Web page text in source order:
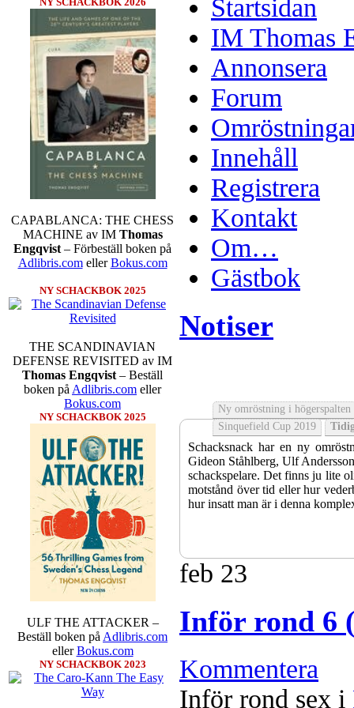
CAPABLANCA: THE CHESS
MACHINE av IM Thomas
Engqvist – Förbeställ boken på
Adlibris.comellerBokus.com
NY SCHACKBOK 2025
THE SCANDINAVIAN
DEFENSE REVISITED av IM
Thomas Engqvist – Beställ
boken på Adlibris.com eller
Bokus.com
NY SCHACKBOK 2025
ULF THE ATTACKER –
Beställ boken på Adlibris.com
ellerBokus.com
NY SCHACKBOK 2023
Startsidan
IM Thomas
Annonsera
Forum
Innehåll
Registrera
Kontakt
Om…
Gästbok
Notiser
Ny omröstning i högerspalten
Sinquefield Cup 2019
Schacksnack har en ny
Gideon Ståhlberg, Ulf
schackspelare. Det finns ju lite
motstånd över tid eller hur
hur insatt man är i denna
Sverigemästarklassen och
kämpar om Sverigemästartiteln
feb 23
Inför rond 6
Kommentera
Inför rond sex i